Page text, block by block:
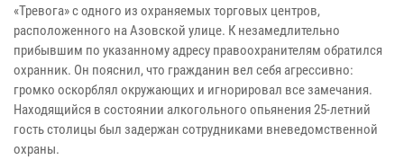
«Тревога» с одного из охраняемых торговых центров,
расположенного на Азовской улице. К незамедлительно
прибывшим по указанному адресу правоохранителям обратился
охранник. Он пояснил, что гражданин вел себя агрессивно:
громко оскорблял окружающих и игнорировал все замечания.
Находящийся в состоянии алкогольного опьянения 25-летний
гость столицы был задержан сотрудниками вневедомственной
охраны.